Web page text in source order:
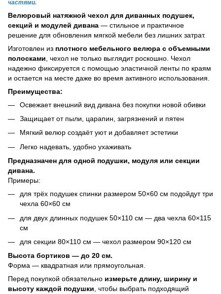
частями.
Велюровый натяжной чехол для диванных подушек,
секций и модулей дивана — стильное и практичное
решение для обновления мягкой мебели без лишних затрат.
Изготовлен из плотного мебельного велюра с объемными
полосками , чехол не только выглядит роскошно. Чехол
надежно фиксируется с помощью эластичной ленты по краям
и остается на месте даже во время активного использования.
Преимущества:
Освежает внешний вид дивана без покупки новой обивки
Защищает от пыли, царапин, загрязнений и пятен
Мягкий велюр создаёт уют и добавляет эстетики
Легко надевать, удобно ухаживать
Предназначен для одной подушки, модуля или секции
дивана.
Примеры:
для трёх подушек спинки размером 50×60 см подойдут три
чехла 60×60 см
для двух длинных подушек 50×110 см — два чехла 60×115
см
для секции 80×110 см — чехол размером 90×120 см
Высота бортиков — до 20 см.
Форма — квадратная или прямоугольная.
Перед покупкой обязательно измерьте длину, ширину и
высоту каждой подушки, чтобы выбрать подходящий